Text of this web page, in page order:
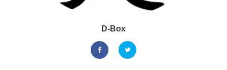
D-Box